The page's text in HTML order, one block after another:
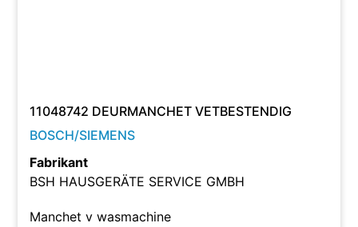
11048742 DEURMANCHET VETBESTENDIG
BOSCH/SIEMENS
Fabrikant
BSH HAUSGERÄTE SERVICE GMBH
Manchet v wasmachine